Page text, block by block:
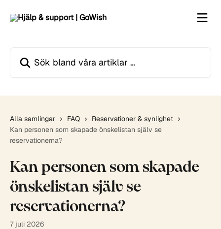
Alla samlingar FAQ
Reservationer & synlighet
Kan personen som skapade önskelistan själv se
reservationerna?
Kan personen som skapade
önskelistan själv se
reservationerna?
7 juli 2026